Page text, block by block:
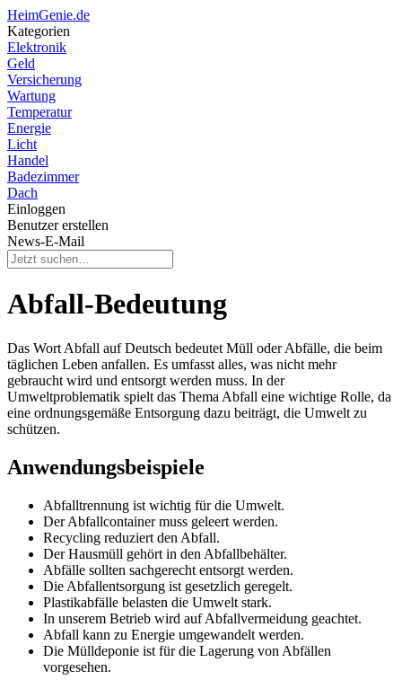
HeimGenie.de
Kategorien
Elektronik
Geld
Versicherung
Wartung
Temperatur
Energie
Licht
Handel
Badezimmer
Dach
Einloggen
Benutzer erstellen
News-E-Mail
Abfall-Bedeutung
Das Wort Abfall auf Deutsch bedeutet Müll oder Abfälle, die beim
täglichen Leben anfallen. Es umfasst alles, was nicht mehr
gebraucht wird und entsorgt werden muss. In der
Umweltproblematik spielt das Thema Abfall eine wichtige Rolle, da
eine ordnungsgemäße Entsorgung dazu beiträgt, die Umwelt zu
schützen.
Anwendungsbeispiele
Abfalltrennung ist wichtig für die Umwelt.
Der Abfallcontainer muss geleert werden.
Recycling reduziert den Abfall.
Der Hausmüll gehört in den Abfallbehälter.
Abfälle sollten sachgerecht entsorgt werden.
Die Abfallentsorgung ist gesetzlich geregelt.
Plastikabfälle belasten die Umwelt stark.
In unserem Betrieb wird auf Abfallvermeidung geachtet.
Abfall kann zu Energie umgewandelt werden.
Die Mülldeponie ist für die Lagerung von Abfällen
vorgesehen.